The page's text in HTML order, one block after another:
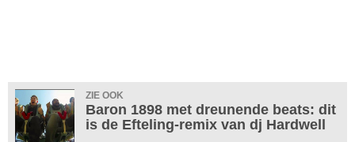
ZIE OOK
Baron 1898 met dreunende beats: dit
is de Efteling-remix van dj Hardwell